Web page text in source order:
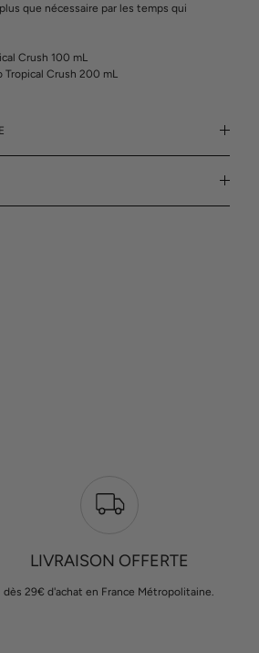
que nécessaire par les temps qui
Crush 100 mL
Tropical Crush 200 mL
LIVRAISON OFFERTE
dès 29€ d'achat en France Métropolitaine.